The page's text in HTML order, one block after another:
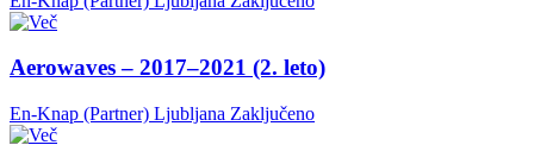
Aerowaves – 2017–2021 (2. leto)
En-Knap (Partner) Ljubljana Zaključeno